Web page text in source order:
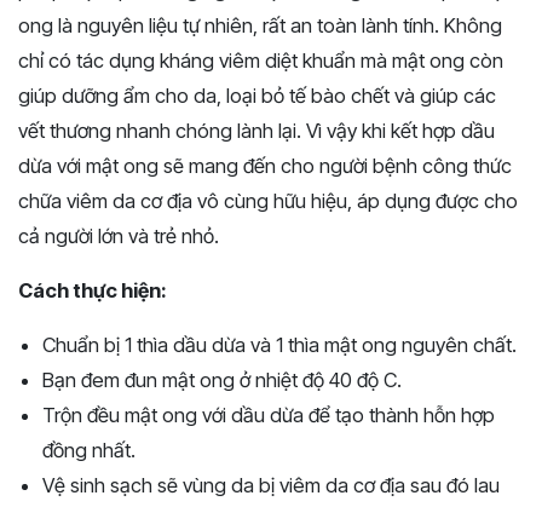
ong là nguyên liệu tự nhiên, rất an toàn lành tính. Không
chỉ có tác dụng kháng viêm diệt khuẩn mà mật ong còn
giúp dưỡng ẩm cho da, loại bỏ tế bào chết và giúp các
vết thương nhanh chóng lành lại. Vì vậy khi kết hợp dầu
dừa với mật ong sẽ mang đến cho người bệnh công thức
chữa viêm da cơ địa vô cùng hữu hiệu, áp dụng được cho
cả người lớn và trẻ nhỏ.
Cách thực hiện:
Chuẩn bị 1 thìa dầu dừa và 1 thìa mật ong nguyên chất.
Bạn đem đun mật ong ở nhiệt độ 40 độ C.
Trộn đều mật ong với dầu dừa để tạo thành hỗn hợp
đồng nhất.
Vệ sinh sạch sẽ vùng da bị viêm da cơ địa sau đó lau